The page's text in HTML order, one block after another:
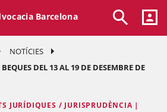
Barcelona
NOTÍCIES
DEL 13 AL 19 DE DESEMBRE DE
JURÍDIQUES / JURISPRUDÈNCIA |